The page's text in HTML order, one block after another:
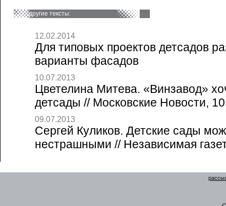
другие тексты:
12.02.2014
Для типовых проектов детсадов
варианты фасадов
10.07.2013
Цветелина Митева. «Винзавод»
детсады // Московские Новости,
09.07.2013
Сергей Куликов. Детские сады
нестрашными // Независимая